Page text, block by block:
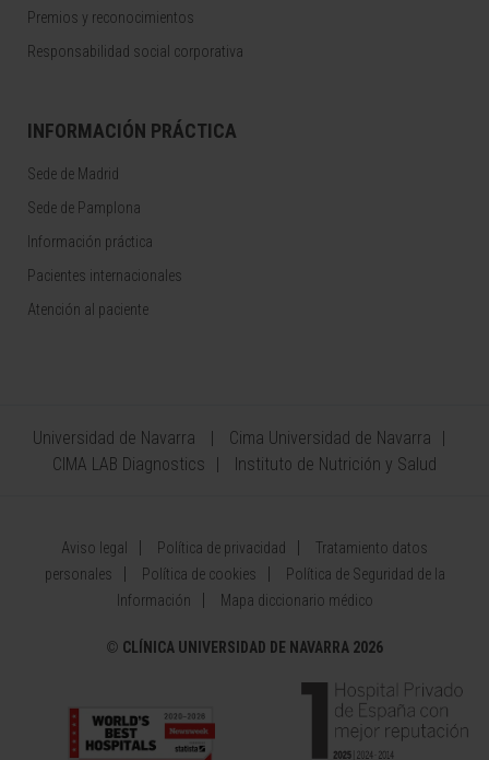
Premios y reconocimientos
Responsabilidad social corporativa
INFORMACIÓN PRÁCTICA
Sede de Madrid
Sede de Pamplona
Información práctica
Pacientes internacionales
Atención al paciente
Universidad de Navarra
Cima Universidad de Navarra
CIMA LAB Diagnostics
Instituto de Nutrición y Salud
Aviso legal Política de privacidad
Tratamiento datos
personales
Política de cookies
Política de Seguridad de la
Información
Mapa diccionario médico
© CLÍNICA UNIVERSIDAD DE NAVARRA 2026